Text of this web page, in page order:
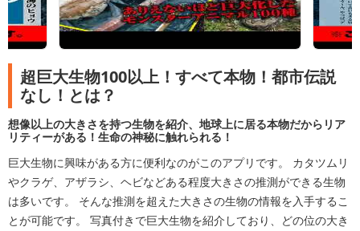
超巨大生物100以上！すべて本物！都市伝説
なし！とは？
想像以上の大きさを持つ生物を紹介、地球上に居る本物だからリア
リティーがある！生命の神秘に触れられる！
巨大生物に興味がある方に便利なのがこのアプリです。 カタツムリ
やクラゲ、アザラシ、ヘビなどある程度大きさの推測ができる生物
は多いです。 そんな推測を超えた大きさの生物の情報を入手するこ
とが可能です。 写真付きで巨大生物を紹介しており、どの位の大き